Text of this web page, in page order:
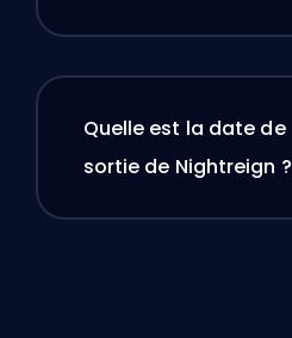
Quelle est la date de
sortie de Nightreign ?